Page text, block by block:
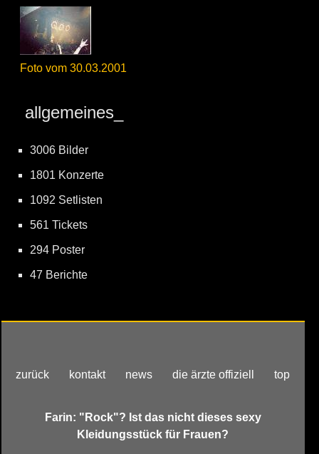
Foto vom 30.03.2001
allgemeines_
3006 Bilder
1801 Konzerte
1092 Setlisten
561 Tickets
294 Poster
47 Berichte
zurück kontakt news die ärzte offiziell top
Farin: "Rock"? Ist das nicht dieses sexy
Kleidungsstück für Frauen?